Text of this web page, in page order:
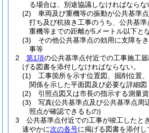
る場合は、別途協議しなければならな
(2)
車両及び重機等の振動が公共基準
打ち及び杭抜き工事のうち、公共基準
重機等までの距離が5メートル以下と
(3)
その他公共基準点の効用に支障を
事等
2
第1項の公共基準点付近での工事施工
げる図書を添付しなければならない。
(1)
工事箇所を示す位置図、掘削位置
関係を示した平面図及び必要な詳細図
(2)
引照点図又は市長の指示する測量
(3)
写真(公共基準点及び公共基準点周
照点が確認できるもの)
3
公共基準点付近での工事が竣工したと
速やかに次の各号に掲げる図書を添付